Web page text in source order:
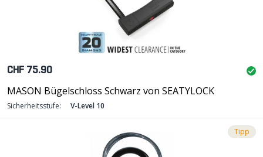
CHF 75.90
MASON Bügelschloss Schwarz von SEATYLOCK
Sicherheitsstufe: V-Level 10
Tipp